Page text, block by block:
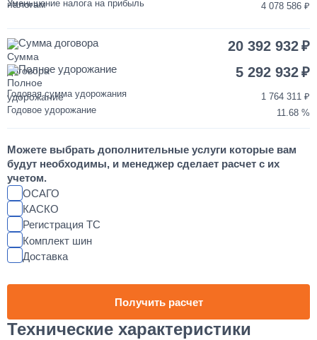
от 2 до 3 дней
55 000
Установка магнитолы и динамиков в КАМАЗ
Наращивание кузова и бортов на КАМАЗ
Уменьшение налога на прибыль 4 078 586
Сумма договора 20 392 932
Полное удорожание 5 292 932
Годовая сумма удорожания
1 764 311
Годовое удорожание
11.68
Можете выбрать дополнительные услуги которые вам
будут необходимы, и менеджер сделает расчет с их
учетом.
ОСАГО
КАСКО
Регистрация ТС
Комплект шин
Доставка
Получить расчет
Технические характеристики